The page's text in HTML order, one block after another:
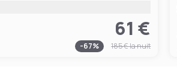
61 €
-67% 185 €la nuit